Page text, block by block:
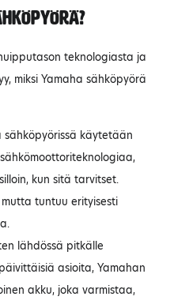
teknologiasta ja
miksi Yamaha sähköpyörä
sähköpyörissä käytetään
kun sitä tarvitset.
tuntuu erityisesti
lähdössä pitkälle
asioita, Yamahan
akku, joka varmistaa,